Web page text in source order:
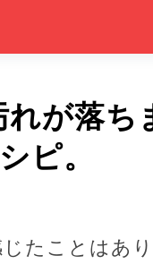
れが落ち
ピ。
たことはあ